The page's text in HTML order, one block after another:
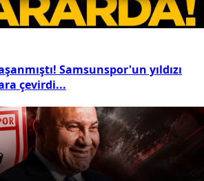
Samsunspor'un yıldızı
çevirdi...